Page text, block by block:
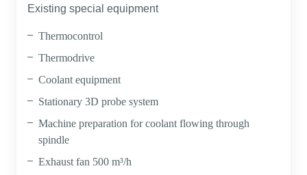
Existing special equipment
Thermocontrol
Thermodrive
Coolant equipment
Stationary 3D probe system
Machine preparation for coolant flowing through
spindle
Exhaust fan 500 m³/h